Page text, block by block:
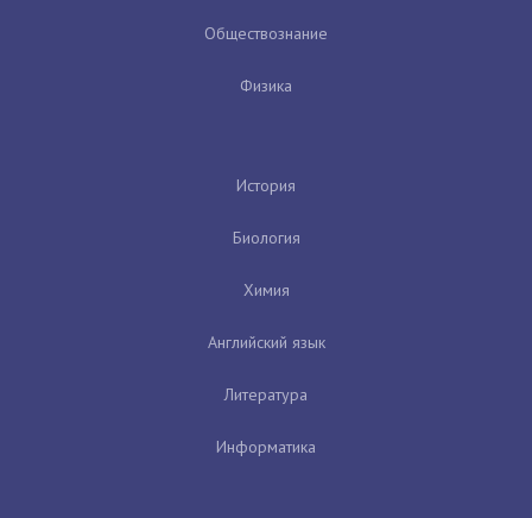
Обществознание
Физика
История
Биология
Химия
Английский язык
Литература
Информатика